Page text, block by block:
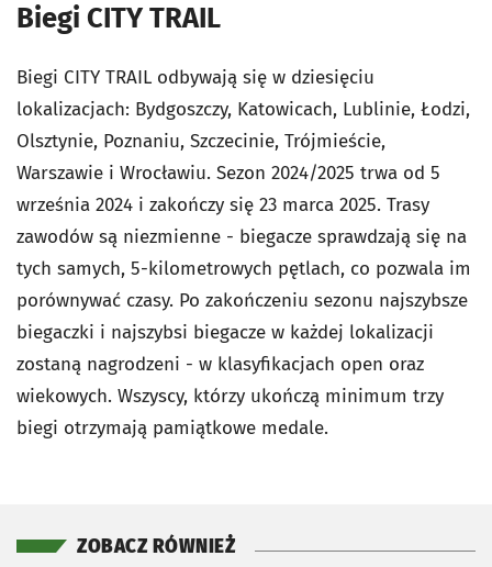
Biegi CITY TRAIL
Biegi CITY TRAIL odbywają się w dziesięciu
lokalizacjach: Bydgoszczy, Katowicach, Lublinie, Łodzi,
Olsztynie, Poznaniu, Szczecinie, Trójmieście,
Warszawie i Wrocławiu. Sezon 2024/2025 trwa od 5
września 2024 i zakończy się 23 marca 2025. Trasy
zawodów są niezmienne - biegacze sprawdzają się na
tych samych, 5-kilometrowych pętlach, co pozwala im
porównywać czasy. Po zakończeniu sezonu najszybsze
biegaczki i najszybsi biegacze w każdej lokalizacji
zostaną nagrodzeni - w klasyfikacjach open oraz
wiekowych. Wszyscy, którzy ukończą minimum trzy
biegi otrzymają pamiątkowe medale.
ZOBACZ RÓWNIEŻ